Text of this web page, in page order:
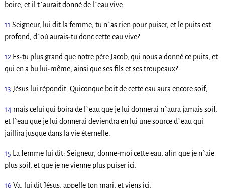
boire, et il t`aurait donné de l`eau vive.
11 Seigneur, lui dit la femme, tu n`as rien pour puiser, et le puits est
profond; d`où aurais-tu donc cette eau vive?
12 Es-tu plus grand que notre père Jacob, qui nous a donné ce puits, et
qui en a bu lui-même, ainsi que ses fils et ses troupeaux?
13 Jésus lui répondit: Quiconque boit de cette eau aura encore soif;
14 mais celui qui boira de l`eau que je lui donnerai n`aura jamais soif,
et l`eau que je lui donnerai deviendra en lui une source d`eau qui
jaillira jusque dans la vie éternelle.
15 La femme lui dit: Seigneur, donne-moi cette eau, afin que je n`aie
plus soif, et que je ne vienne plus puiser ici.
16 Va, lui dit Jésus, appelle ton mari, et viens ici.